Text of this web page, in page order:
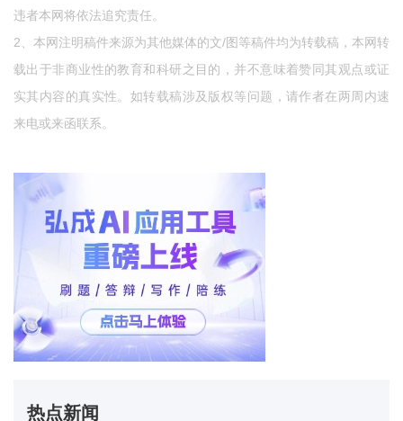
违者本网将依法追究责任。
2、本网注明稿件来源为其他媒体的文/图等稿件均为转载稿，本网转
载出于非商业性的教育和科研之目的，并不意味着赞同其观点或证
实其内容的真实性。如转载稿涉及版权等问题，请作者在两周内速
来电或来函联系。
热点新闻